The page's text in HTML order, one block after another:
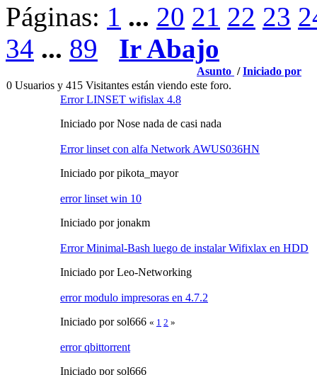
Páginas: 1 ... 20 21 22 23
34 ... 89 Ir Abajo
Asunto /Iniciado por
0 Usuarios y 415 Visitantes están viendo este foro.
Error LINSET wifislax 4.8
Iniciado por Nose nada de casi nada
Error linset con alfa Network AWUS036HN
Iniciado por pikota_mayor
error linset win 10
Iniciado por jonakm
Error Minimal-Bash luego de instalar Wifixlax en HDD
Iniciado por Leo-Networking
error modulo impresoras en 4.7.2
Iniciado por sol666 « 1 2 »
error qbittorrent
Iniciado por sol666